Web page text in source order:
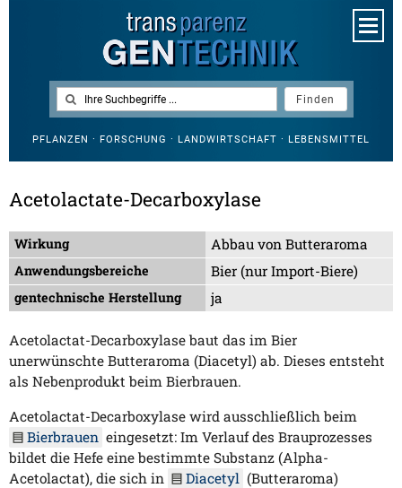
PFLANZEN · FORSCHUNG · LANDWIRTSCHAFT · LEBENSMITTEL
Acetolactate-Decarboxylase
Wirkung Abbau von Butteraroma
Anwendungsbereiche Bier (nur Import-Biere)
gentechnische Herstellung ja
Acetolactat-Decarboxylase baut das im Bier
unerwünschte Butteraroma (Diacetyl) ab. Dieses entsteht
als Nebenprodukt beim Bierbrauen.
Acetolactat-Decarboxylase wird ausschließlich beim
Bierbrauen eingesetzt: Im Verlauf des Brauprozesses
bildet die Hefe eine bestimmte Substanz (Alpha-
Acetolactat), die sich in
Diacetyl (Butteraroma)